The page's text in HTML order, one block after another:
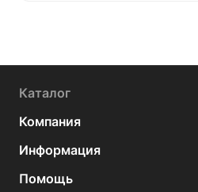
Каталог
Компания
Информация
Помощь